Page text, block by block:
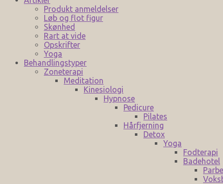
Produkt anmeldelser
Løb og flot figur
Skønhed
Rart at vide
Opskrifter
Yoga
Behandlingstyper
Zoneterapi
Meditation
Kinesiologi
Hypnose
Pedicure
Pilates
Hårfjerning
Detox
Yoga
Fodterapi
Badehotel